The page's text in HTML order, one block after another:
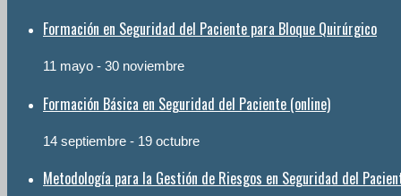
Formación en Seguridad del Paciente para Bloque Quirúrgico
11 mayo - 30 noviembre
Formación Básica en Seguridad del Paciente (online)
14 septiembre - 19 octubre
Metodología para la Gestión de Riesgos en Seguridad del